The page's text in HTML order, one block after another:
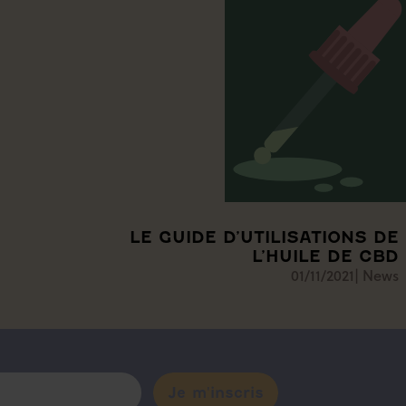
LE GUIDE D’UTILISATIONS DE
L’HUILE DE CBD
01/11/2021| News